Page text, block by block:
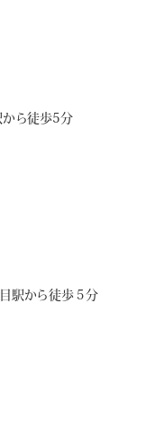
から徒歩5分
駅から徒歩５分